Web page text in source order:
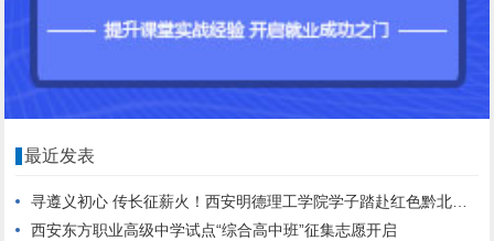
最近发表
寻遵义初心 传长征薪火！西安明德理工学院学子踏赴红色黔北，践行青春使命
西安东方职业高级中学试点“综合高中班”征集志愿开启